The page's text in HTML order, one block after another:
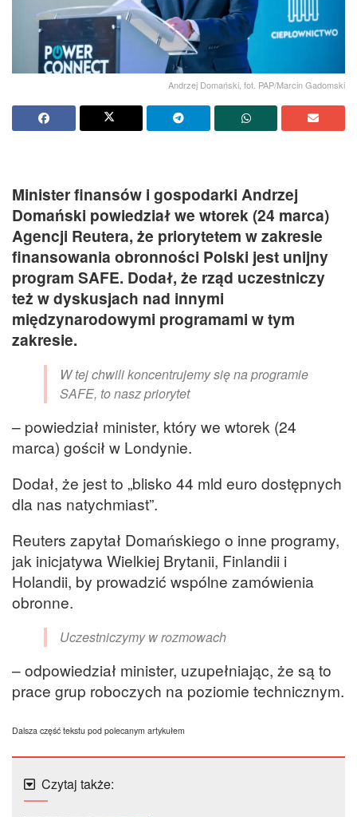
Andrzej Domański, fot. PAP/Marcin Gadomski
Minister finansów i gospodarki Andrzej
Domański powiedział we wtorek (24 marca)
Agencji Reutera, że priorytetem w zakresie
finansowania obronności Polski jest unijny
program SAFE. Dodał, że rząd uczestniczy
też w dyskusjach nad innymi
międzynarodowymi programami w tym
zakresie.
W tej chwili koncentrujemy się na programie
SAFE, to nasz priorytet
– powiedział minister, który we wtorek (24
marca) gościł w Londynie.
Dodał, że jest to „blisko 44 mld euro dostępnych
dla nas natychmiast”.
Reuters zapytał Domańskiego o inne programy,
jak inicjatywa Wielkiej Brytanii, Finlandii i
Holandii, by prowadzić wspólne zamówienia
obronne.
Uczestniczymy w rozmowach
– odpowiedział minister, uzupełniając, że są to
prace grup roboczych na poziomie technicznym.
Dalsza część tekstu pod polecanym artykułem
Czytaj także: